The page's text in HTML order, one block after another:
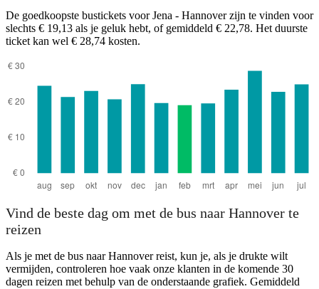
De goedkoopste bustickets voor Jena - Hannover zijn te vinden voor
slechts € 19,13 als je geluk hebt, of gemiddeld € 22,78. Het duurste
ticket kan wel € 28,74 kosten.
Vind de beste dag om met de bus naar Hannover te
reizen
Als je met de bus naar Hannover reist, kun je, als je drukte wilt
vermijden, controleren hoe vaak onze klanten in de komende 30
dagen reizen met behulp van de onderstaande grafiek. Gemiddeld